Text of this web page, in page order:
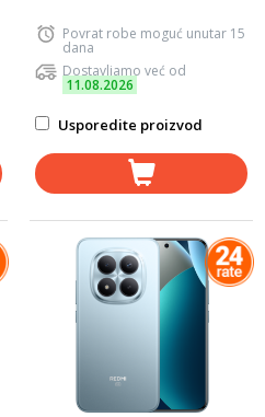
Povrat robe moguć unutar 15
dana
Dostavljamo već od
11.08.2026
Usporedite proizvod